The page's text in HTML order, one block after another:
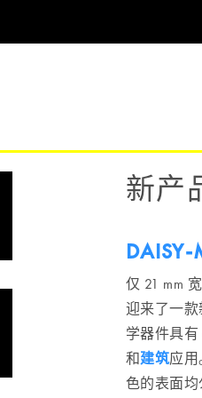
新产
仅 21 mm
迎来了一
学器件具
和建筑应用
色的表面